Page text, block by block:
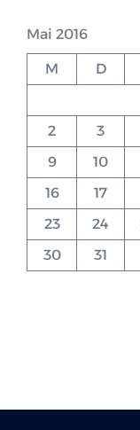
Mai 2016
M D
2
3
9
10
16
17
23
24
30
31